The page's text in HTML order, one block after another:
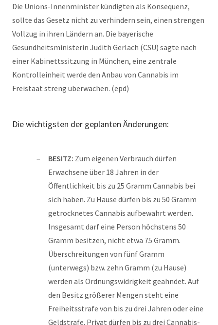
Die Unions-Innenminister kündigten als Konsequenz,
sollte das Gesetz nicht zu verhindern sein, einen strengen
Vollzug in ihren Ländern an. Die bayerische
Gesundheitsministerin Judith Gerlach (CSU) sagte nach
einer Kabinettssitzung in München, eine zentrale
Kontrolleinheit werde den Anbau von Cannabis im
Freistaat streng überwachen. (epd)
Die wichtigsten der geplanten Änderungen:
BESITZ: Zum eigenen Verbrauch dürfen
Erwachsene über 18 Jahren in der
Öffentlichkeit bis zu 25 Gramm Cannabis bei
sich haben. Zu Hause dürfen bis zu 50 Gramm
getrocknetes Cannabis aufbewahrt werden.
Insgesamt darf eine Person höchstens 50
Gramm besitzen, nicht etwa 75 Gramm.
Überschreitungen von fünf Gramm
(unterwegs) bzw. zehn Gramm (zu Hause)
werden als Ordnungswidrigkeit geahndet. Auf
den Besitz größerer Mengen steht eine
Freiheitsstrafe von bis zu drei Jahren oder eine
Geldstrafe. Privat dürfen bis zu drei Cannabis-